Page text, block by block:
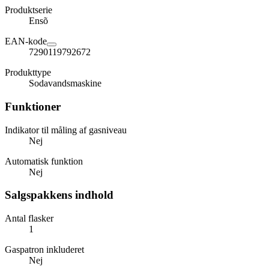
Produktserie
Ensõ
EAN-kode
7290119792672
Produkttype
Sodavandsmaskine
Funktioner
Indikator til måling af gasniveau
Nej
Automatisk funktion
Nej
Salgspakkens indhold
Antal flasker
1
Gaspatron inkluderet
Nej